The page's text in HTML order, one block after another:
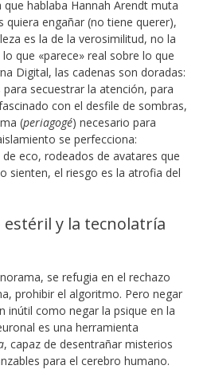
hablaba Hannah Arendt muta
quiera engañar (no tiene querer),
es la de la verosimilitud, no la
que «parece» real sobre lo que
Digital, las cadenas son doradas:
secuestrar la atención, para
con el desfile de sombras,
(periagogé) necesario para
se perfecciona:
eco, rodeados de avatares que
sienten, el riesgo es la atrofia del
y la tecnolatría
se refugia en el rechazo
prohibir el algoritmo. Pero negar
inútil como negar la psique en la
es una herramienta
, capaz de desentrañar misterios
para el cerebro humano.